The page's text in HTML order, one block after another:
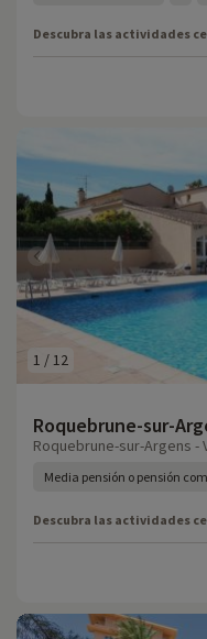
Descubra las actividades
1 / 12
Roquebrune-sur-
Roquebrune-sur-Argens -
Media pensión o pensión
Descubra las actividades